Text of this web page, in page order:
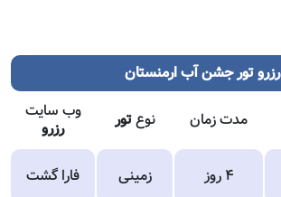
رزرو تور جشن آب ارمنستان
مدت زمان نوعتور
وب سایت
رزرو
۴ روز زمینی فارا گشت